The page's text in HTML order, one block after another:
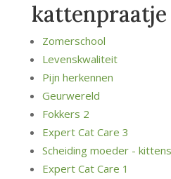
kattenpraatje
Zomerschool
Levenskwaliteit
Pijn herkennen
Geurwereld
Fokkers 2
Expert Cat Care 3
Scheiding moeder - kittens
Expert Cat Care 1